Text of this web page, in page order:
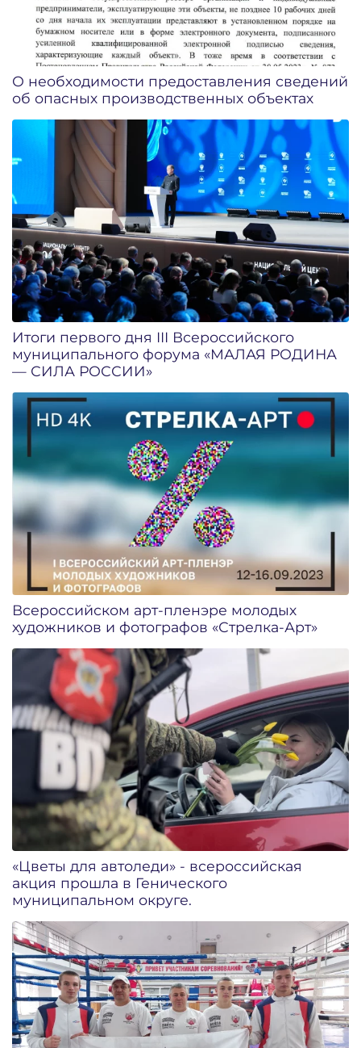
О необходимости предоставления сведений
об опасных производственных объектах
Итоги первого дня III Всероссийского
муниципального форума «МАЛАЯ РОДИНА
— СИЛА РОССИИ»
Всероссийском арт-пленэре молодых
художников и фотографов «Стрелка-Арт»
«Цветы для автоледи» - всероссийская
акция прошла в Генического
муниципальном округе.